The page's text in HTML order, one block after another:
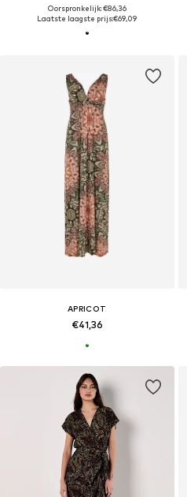
Oorspronkelijk: €86,36
Laatste laagste prijs:€69,09
APRICOT
€41,36